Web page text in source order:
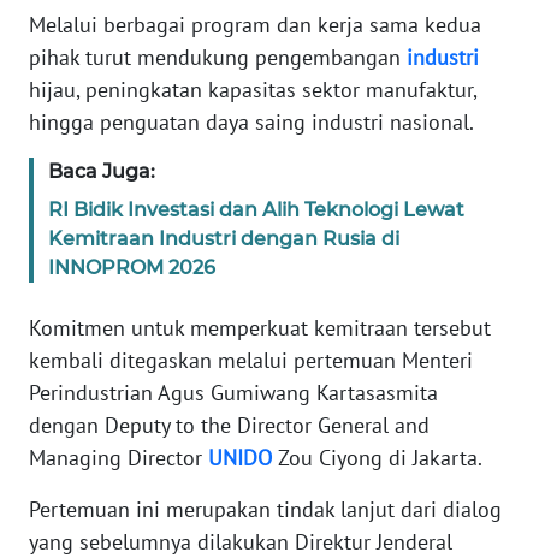
Melalui berbagai program dan kerja sama kedua
pihak turut mendukung pengembangan industri
hijau, peningkatan kapasitas sektor manufaktur,
hingga penguatan daya saing industri nasional.
Baca Juga:
RI Bidik Investasi dan Alih Teknologi Lewat
Kemitraan Industri dengan Rusia di
INNOPROM 2026
Komitmen untuk memperkuat kemitraan tersebut
kembali ditegaskan melalui pertemuan Menteri
Perindustrian Agus Gumiwang Kartasasmita
dengan Deputy to the Director General and
Managing Director UNIDO Zou Ciyong di Jakarta.
Pertemuan ini merupakan tindak lanjut dari dialog
yang sebelumnya dilakukan Direktur Jenderal
KAMI
PEDOMAN
MEDIA
SIBER
REDAKSI
KARIR
DISCLAIMER
Wahana
News
Regional
SUMUT